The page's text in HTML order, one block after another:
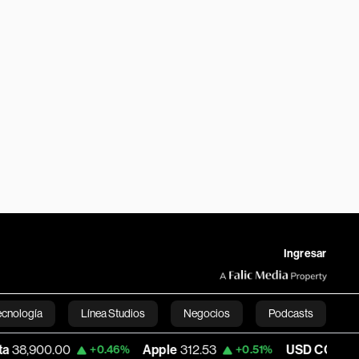
Ingresar
Línea Studios Negocios Podcasts
English
+0.46% Apple 312.53 +0.51% USD COP 3,159.39